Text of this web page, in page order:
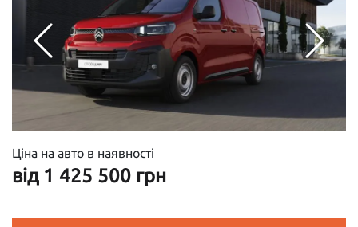
Ціна на авто в наявності
від 1 425 500 грн